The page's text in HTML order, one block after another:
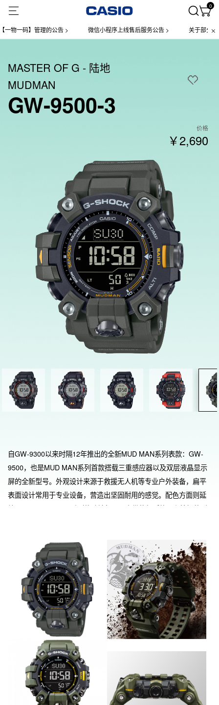
0
的公告 > 微信小程序上线售后服务公告 > 关于部分手表产品实施【一
MASTER OF G - 陆地
MUDMAN
GW-9500-3
价格
￥2,690
自GW-9300以来时隔12年推出的全新MUD MAN系列表款：GW-
9500，也是MUD MAN系列首款搭载三重感应器以及双层液晶显示
屏的全新型号。外观设计来源于救援无人机等专业户外装备，扁平
表面设计常用于专业设备，营造出坚固耐用的感觉。配色方面则延
续了MASTER OF G系列的陆地氛围。表带的细腻纹理和按钮的形
性，兼具实用性和美感。
相较于现有MASTER OF G的大尺寸，新款GW-9500通过碳纤维核
心防护构造和玻璃切割技术，成功实现了尺寸缩小，使佩戴更舒
适。功能方面除了三重感应、六局电波、太阳能动力等，还配备了
MUDMAN系列代表性功能之一——MUD-RESIST结构，能防止泥
浆和沙土进入并确保在恶劣环境中可靠运行。此外，还采用了全新
的按钮结构，便于排出泥浆水。表壳、表带及表圈均采用生物树
脂，是一款既满足地球爱好者又能满足G-SHOCK爱好者的手表。